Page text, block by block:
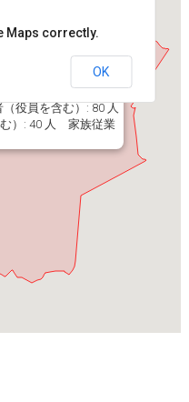
役員を含む）: 80 人
）: 40 人 家族従業
Maps correctly.
OK